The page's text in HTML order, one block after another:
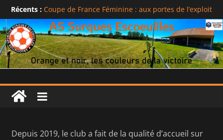
Récents : Coupe de France Féminine : aux portes de l’exploit
PROGRAMME DE LA SEMAINE
ASSE Saison 2023-2024
Agenda des 13 et 14 mai 2023
Résultats du week-end
Depuis 2019, le club a fait de la qualité d’accueil sur